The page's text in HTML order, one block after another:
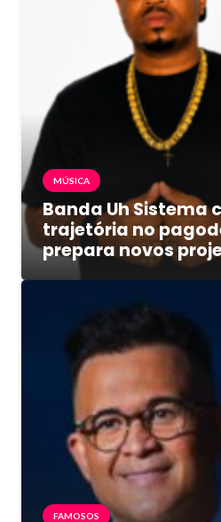
MÚSICA
Banda Uh Sistema
trajetória no
prepara novos
FAMOSOS